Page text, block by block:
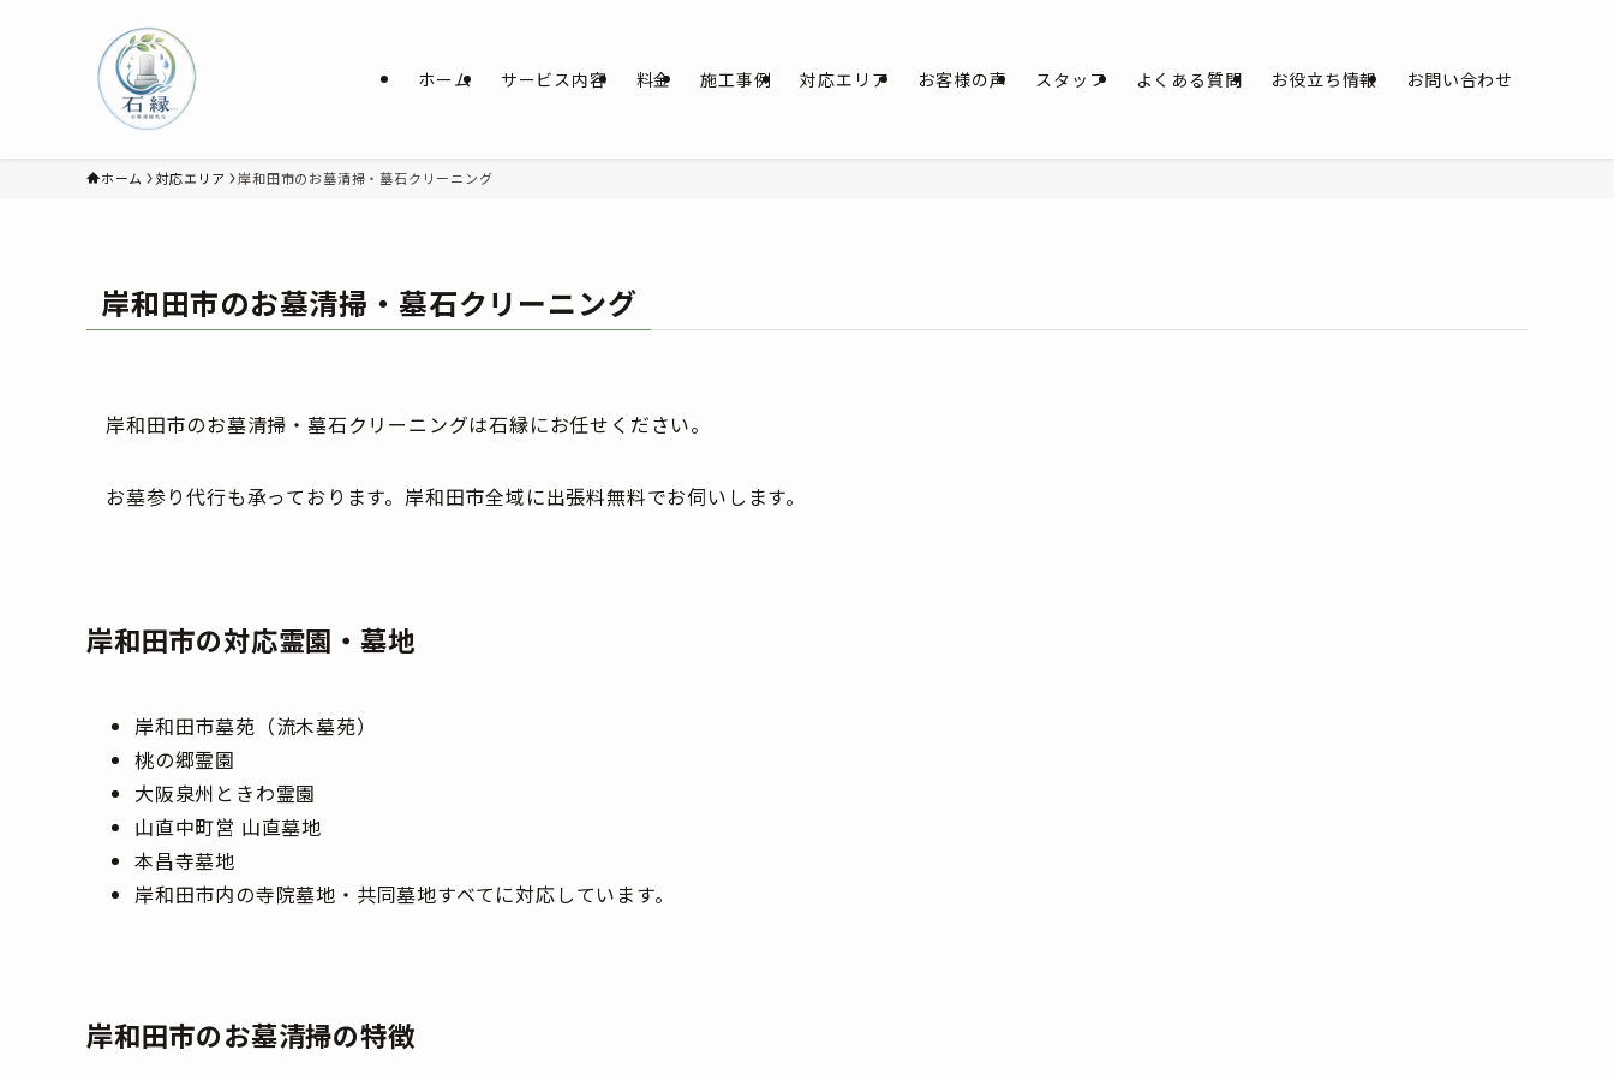
ホーム サービス内容 料金 施工事例 対応エリア お客様の声 スタッフ よくある質問 お役立ち情報 お問い合わせ
ホーム 対応エリア 岸和田市のお墓清掃・墓石クリーニング
岸和田市のお墓清掃・墓石クリーニング
岸和田市のお墓清掃・墓石クリーニングは石縁にお任せください。
お墓参り代行も承っております。岸和田市全域に出張料無料でお伺いします。
岸和田市の対応霊園・墓地
岸和田市墓苑（流木墓苑）
桃の郷霊園
大阪泉州ときわ霊園
山直中町営 山直墓地
本昌寺墓地
岸和田市内の寺院墓地・共同墓地すべてに対応しています。
岸和田市のお墓清掃の特徴